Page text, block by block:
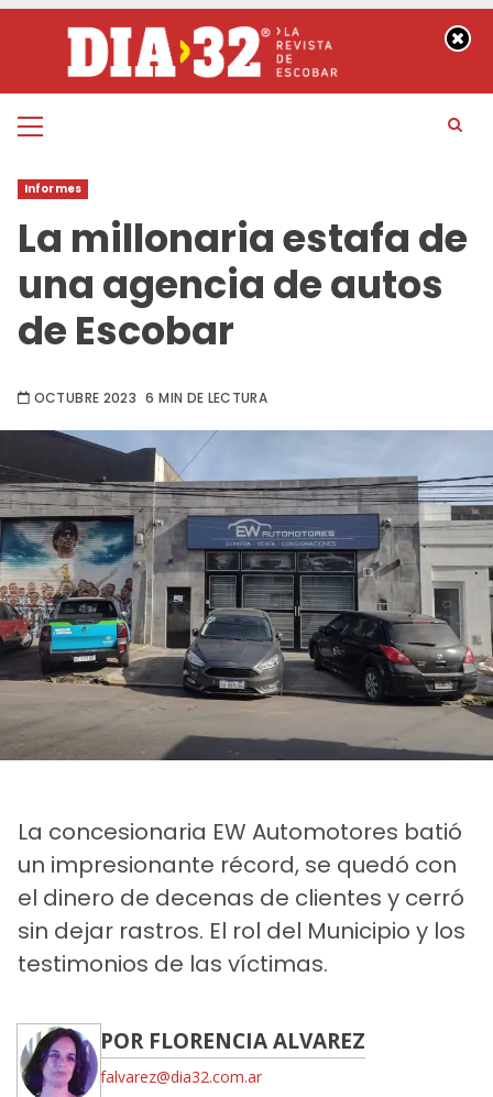
contenido
Menú
Informes
La millonaria estafa de
una agencia de autos
de Escobar
OCTUBRE 2023 6 MIN DE LECTURA
La concesionaria EW Automotores batió
un impresionante récord, se quedó con
el dinero de decenas de clientes y cerró
sin dejar rastros. El rol del Municipio y los
testimonios de las víctimas.
POR FLORENCIA ALVAREZ
falvarez@dia32.com.ar